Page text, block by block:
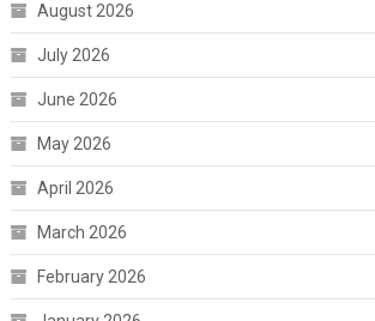
August 2026
July 2026
June 2026
May 2026
April 2026
March 2026
February 2026